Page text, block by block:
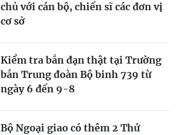
chủ với cán bộ, chiến sĩ các đơn vị
cơ sở
Kiểm tra bắn đạn thật tại Trường
bắn Trung đoàn Bộ binh 739 từ
ngày 6 đến 9-8
Bộ Ngoại giao có thêm 2 Thứ